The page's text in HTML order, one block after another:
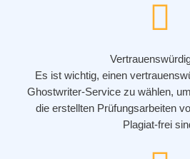
Es ist wichtig, einen
Ghostwriter-Service zu wählen,
die erstellten Prüfungsarbeiten
Plagiat-frei